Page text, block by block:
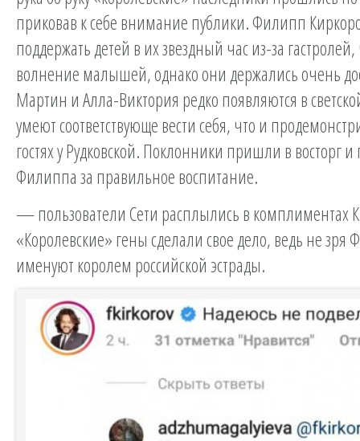
приковав к себе внимание публики. Филипп
поддержать детей в их звездный час из-за
волнение малышей, однако они держались очень
Мартин и Алла-Виктория редко появляются в
умеют соответствующе вести себя, что и
гостях у Рудковской. Поклонники пришли в восторг
Филиппа за правильное воспитание.
— пользователи Сети расплылись в комплиментах
«Королевские» гены сделали свое дело, ведь не
именуют королем российской эстрады.